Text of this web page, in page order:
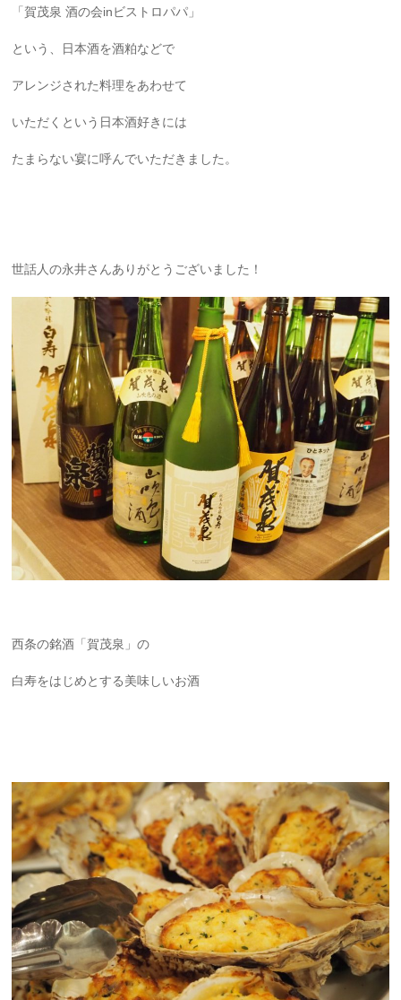
「賀茂泉 酒の会inビストロパパ」
という、日本酒を酒粕などで
アレンジされた料理をあわせて
いただくという日本酒好きには
たまらない宴に呼んでいただきました。
世話人の永井さんありがとうございました！
西条の銘酒「賀茂泉」の
白寿をはじめとする美味しいお酒